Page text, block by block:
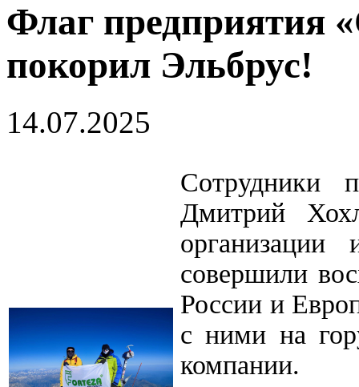
Флаг предприятия
покорил Эльбрус!
14.07.2025
Сотрудники
Дмитрий
совершили
России и
с ними на
компании.